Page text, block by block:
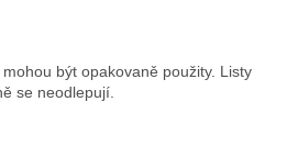
být opakovaně použity. Listy
se neodlepují.